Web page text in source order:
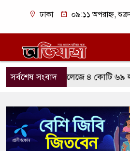
ঢাকা ০৯:১১ অপরাহ্ন,
সর্বশেষ সংবাদ
কলেজে ৪ কোটি ৬৯ লাখ টাকার